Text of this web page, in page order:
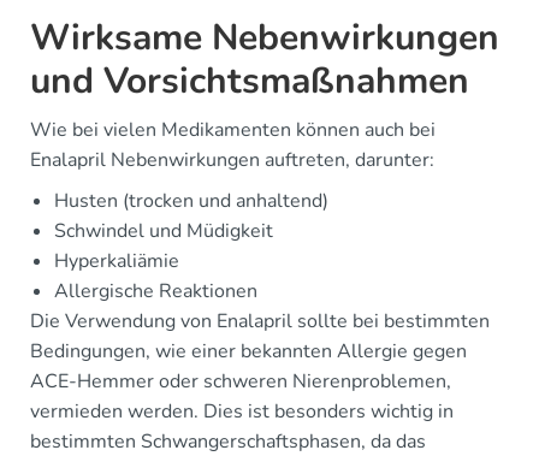
Wirksame Nebenwirkungen
und Vorsichtsmaßnahmen
Wie bei vielen Medikamenten können auch bei
Enalapril Nebenwirkungen auftreten, darunter:
Husten (trocken und anhaltend)
Schwindel und Müdigkeit
Hyperkaliämie
Allergische Reaktionen
Die Verwendung von Enalapril sollte bei bestimmten
Bedingungen, wie einer bekannten Allergie gegen
ACE-Hemmer oder schweren Nierenproblemen,
vermieden werden. Dies ist besonders wichtig in
bestimmten Schwangerschaftsphasen, da das